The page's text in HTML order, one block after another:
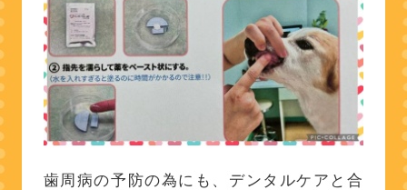
歯周病の予防の為にも、デンタルケアと合